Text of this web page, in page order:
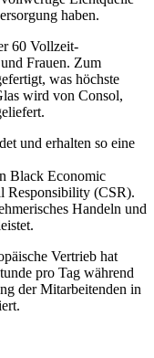
haben.
60 Vollzeit-
Frauen. Zum
was höchste
wird von Consol,
und erhalten so eine
Black Economic
Responsibility (CSR).
Handeln und
Vertrieb hat
pro Tag während
der Mitarbeitenden in